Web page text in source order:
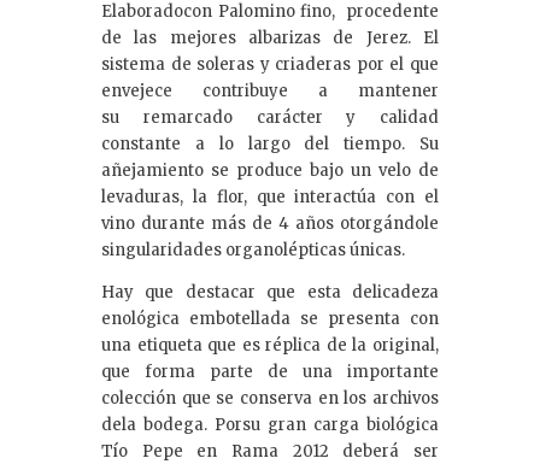
Elaboradocon Palomino fino, procedente
de las mejores albarizas de Jerez. El
sistema de soleras y criaderas por el que
envejece contribuye a mantener
su remarcado carácter y calidad
constante a lo largo del tiempo. Su
añejamiento se produce bajo un velo de
levaduras, la flor, que interactúa con el
vino durante más de 4 años otorgándole
singularidades organolépticas únicas.
Hay que destacar que esta delicadeza
enológica embotellada se presenta con
una etiqueta que es réplica de la original,
que forma parte de una importante
colección que se conserva en los archivos
dela bodega. Porsu gran carga biológica
Tío Pepe en Rama 2012 deberá ser